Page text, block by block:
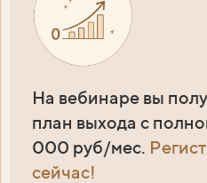
На вебинаре вы
план выхода с
000 руб/мес.
сейчас!